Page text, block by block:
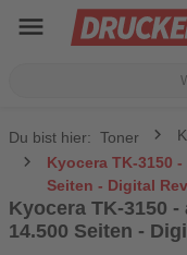
menu
Du bist hier: Toner
Kyocera TK-3150
Seiten - Digital
Kyocera TK-3150
14.500 Seiten -